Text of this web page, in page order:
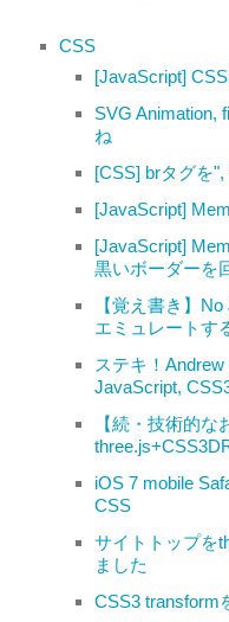
CSS
[JavaScript]
SVG Animation,
ね
[CSS] brタグを
[JavaScript]
[JavaScript]
黒いボーダーを
【覚え書き】
エミュレートす
ステキ！Andrew
JavaScript,
【続・技術的
iOS 7 mobile
CSS
サイトトップを
ました
CSS3 transform